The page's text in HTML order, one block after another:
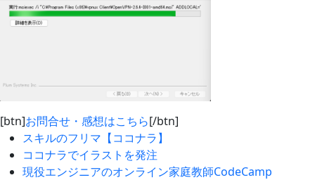
[btn]お問合せ・感想はこちら[/btn]
スキルのフリマ【ココナラ】
ココナラでイラストを発注
現役エンジニアのオンライン家庭教師CodeCamp